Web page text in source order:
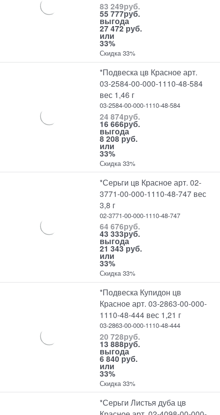
83 249руб.
55 777руб.
выгода
27 472 руб.
или
33%
Скидка 33%
*Подвеска цв Красное арт.
03-2584-00-000-1110-48-584
вес 1,46 г
03-2584-00-000-1110-48-584
24 874руб.
16 666руб.
выгода
8 208 руб.
или
33%
Скидка 33%
*Серьги цв Красное арт. 02-
3771-00-000-1110-48-747 вес
3,8 г
02-3771-00-000-1110-48-747
64 676руб.
43 333руб.
выгода
21 343 руб.
или
33%
Скидка 33%
*Подвеска Купидон цв
Красное арт. 03-2863-00-000-
1110-48-444 вес 1,21 г
03-2863-00-000-1110-48-444
20 728руб.
13 888руб.
выгода
6 840 руб.
или
33%
Скидка 33%
*Серьги Листья дуба цв